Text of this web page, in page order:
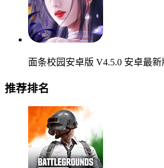
面条校园安卓版 V4.5.0 安卓最新
推荐排名